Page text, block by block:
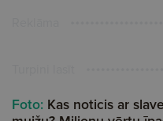
Foto: Kas noticis ar